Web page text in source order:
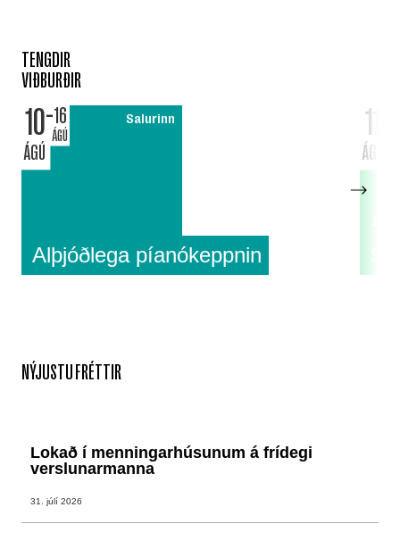
TENGDIR
VIÐBURÐIR
10
ÁGÚ
16
ÁGÚ
Salurinn
Alþjóðlega píanókeppnin
11
ÁGÚ
NÝJUSTU FRÉTTIR
Lokað í menningarhúsunum á frídegi
verslunarmanna
31. júlí 2026